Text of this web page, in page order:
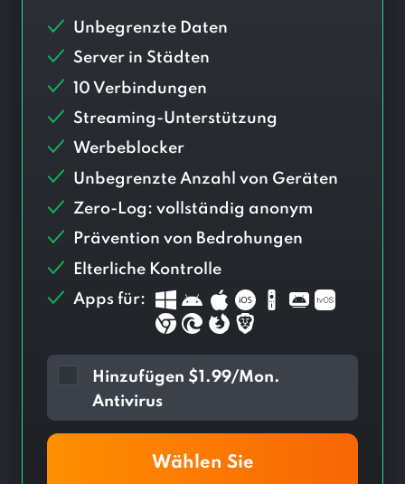
Unbegrenzte Daten
Server in Städten
10 Verbindungen
Streaming-Unterstützung
Werbeblocker
Unbegrenzte Anzahl von Geräten
Zero-Log: vollständig anonym
Prävention von Bedrohungen
Elterliche Kontrolle
Apps für:
Hinzufügen $1.99/Mon.
Antivirus
Wählen Sie